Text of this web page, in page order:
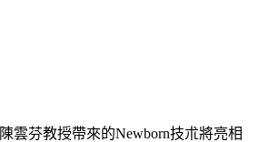
雲芬教授帶來的Newborn技朮將亮相